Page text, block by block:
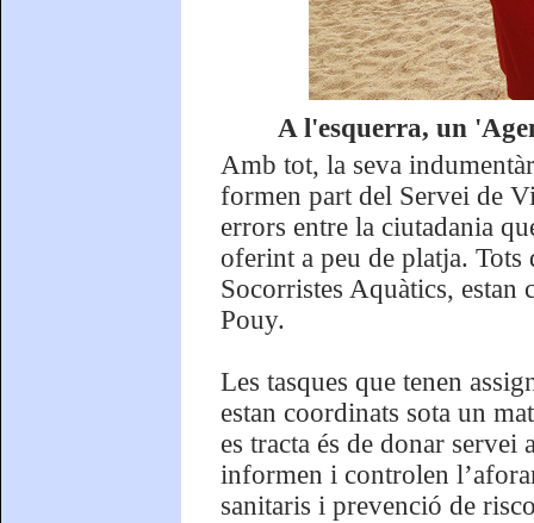
A l'esquerra, un
Amb tot, la seva
formen part del Servei de
errors entre la ciutadania
oferint a peu de platja. Tots
Socorristes Aquàtics,
Pouy.
Les tasques que tenen
estan coordinats sota un
es tracta és de donar servei
informen i controlen
sanitaris i prevenció de